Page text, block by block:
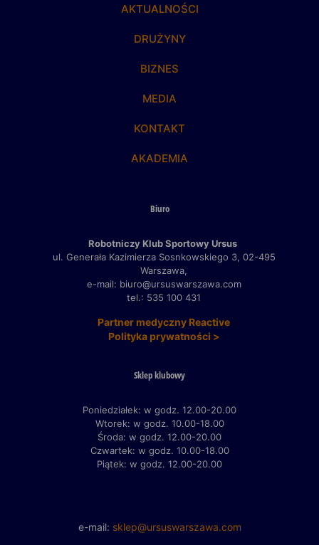
AKTUALNOŚCI
DRUŻYNY
BIZNES
MEDIA
KONTAKT
AKADEMIA
Biuro
Robotniczy Klub Sportowy Ursus
ul. Generała Kazimierza Sosnkowskiego 3, 02-495
Warszawa,
e-mail: biuro@ursuswarszawa.com
tel.: 535 100 431
Partner medyczny Reactive
Polityka prywatności >
Sklep klubowy
Poniedziałek: w godz. 12.00-20.00
Wtorek: w godz. 10.00-18.00
Środa: w godz. 12.00-20.00
Czwartek: w godz. 10.00-18.00
Piątek: w godz. 12.00-20.00
e-mail: sklep@ursuswarszawa.com